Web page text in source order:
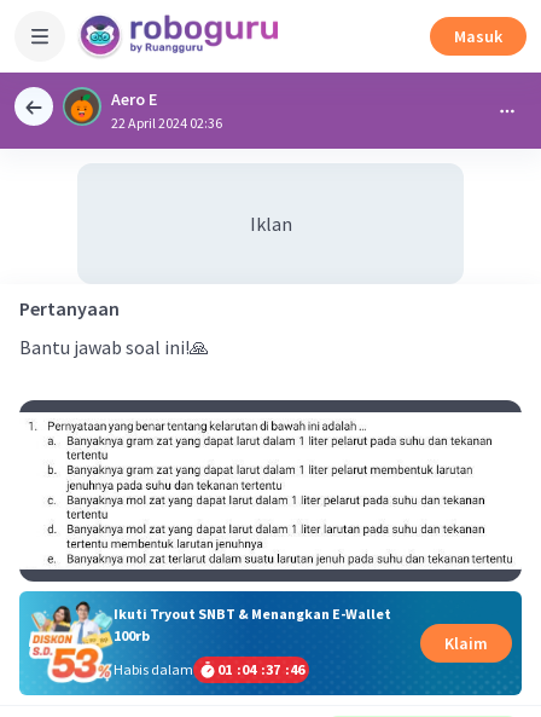
Masuk
Aero E
22 April 2024 02:36
Iklan
Pertanyaan
Bantu jawab soal ini!🙏
Ikuti Tryout SNBT & Menangkan E-Wallet
100rb
Habis dalam
01 :04 :37 :45
Klaim